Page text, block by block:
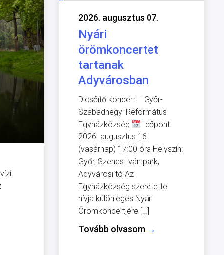
2026. augusztus 07.
Nyári
örömkoncertet
tartanak
Adyvárosban
Dicsőítő koncert – Győr-
Szabadhegyi Református
Egyházközség
Időpont:
2026. augusztus 16.
(vasárnap) 17:00 óra Helyszín:
Győr, Szenes Iván park,
Adyvárosi tó Az
Egyházközség szeretettel
hívja különleges Nyári
Örömkoncertjére […]
Tovább olvasom →